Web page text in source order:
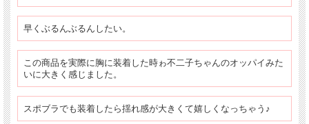
早くぶるんぶるんしたい。
この商品を実際に胸に装着した時ゎ不二子ちゃんのオッパイみた
いに大きく感じました。
スポブラでも装着したら揺れ感が大きくて嬉しくなっちゃう♪